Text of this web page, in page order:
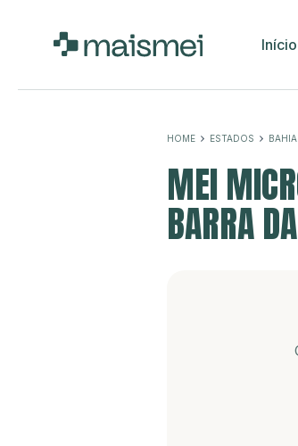
Início
HOME ESTADOS BAHIA
MEI
BARRA